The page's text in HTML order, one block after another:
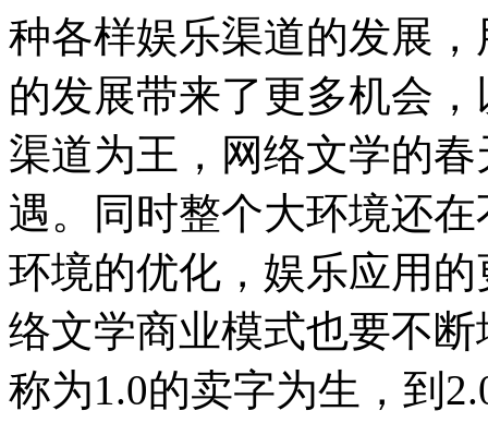
种各样娱乐渠道的发展
的发展带来了更多机会
渠道为王，网络文学的
遇。同时整个大环境还
环境的优化，娱乐应用
络文学商业模式也要不
称为1.0的卖字为生，到